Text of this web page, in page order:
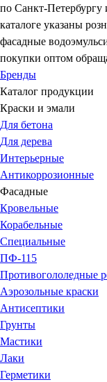
по Санкт-Петербургу
каталоге указаны
фасадные
покупки оптом
Бренды
Каталог продукции
Краски и эмали
Для бетона
Для дерева
Интерьерные
Антикоррозионные
Фасадные
Кровельные
Корабельные
Специальные
ПФ-115
Противогололедные
Аэрозольные краски
Антисептики
Грунты
Мастики
Лаки
Герметики